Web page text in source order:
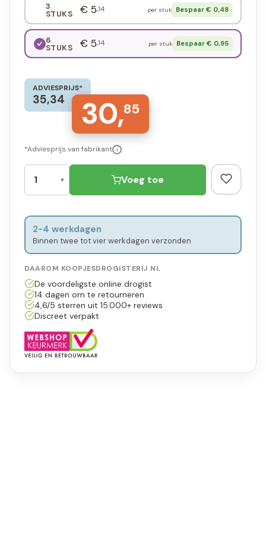
3
STUKS € 5,14 per stuk Bespaar € 0,48
6
STUKS € 5,14 per stuk Bespaar € 0,95
ADVIESPRIJS*
35,34 30,85
*Adviesprijs van fabrikant i
Voeg toe
2-4 werkdagen
Binnen twee tot vier werkdagen verzonden
DAAROM KOOPJESDROGISTERIJ.NL
De voordeligste online drogist
14 dagen om te retourneren
4,6/5 sterren uit 15.000+ reviews
Discreet verpakt